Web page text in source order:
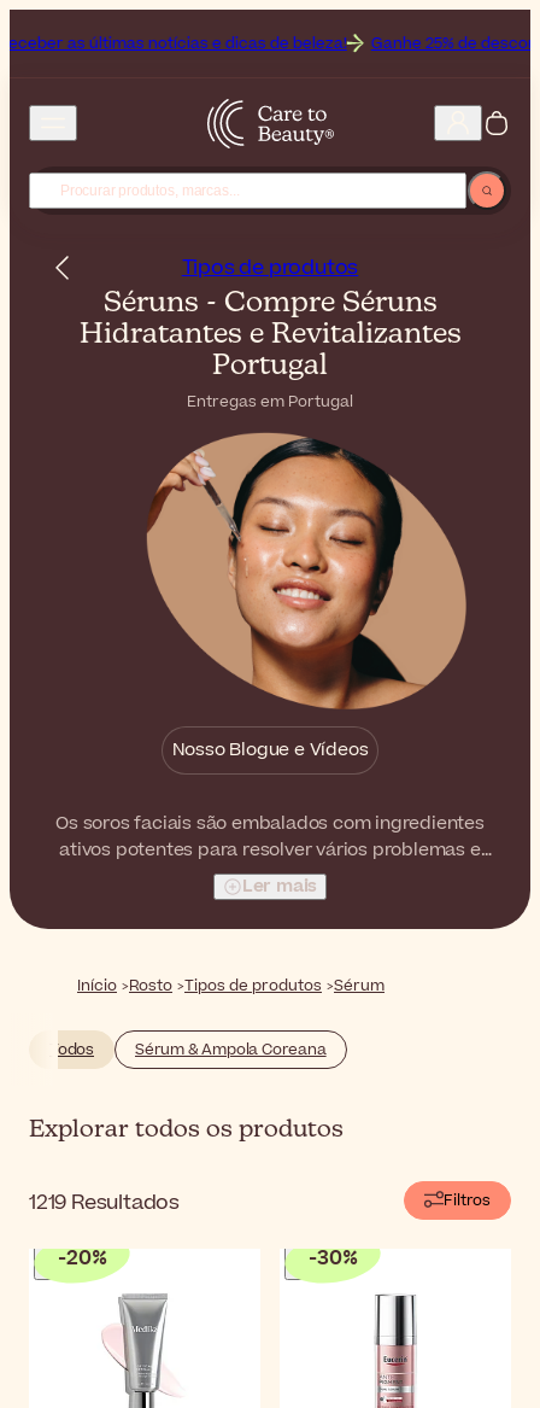
notícias e dicas de beleza! Ganhe 25% de desconto no Off ao
Tipos de produtos
Séruns - Compre Séruns
Hidratantes e Revitalizantes
Portugal
Entregas em Portugal
Nosso Blogue e Vídeos
Os soros faciais são embalados com ingredientes
ativos potentes para resolver vários problemas e
transformar verdadeiramente a pele do seu rosto. Da
desidratação às linhas de expressão e rugas, existe um
soro perfeito para cada necessidade.
Ler mais
Início Rosto Tipos de produtos Sérum
Todos Sérum & Ampola Coreana
Explorar todos os produtos
1219 Resultados Filtros
-20% -30%